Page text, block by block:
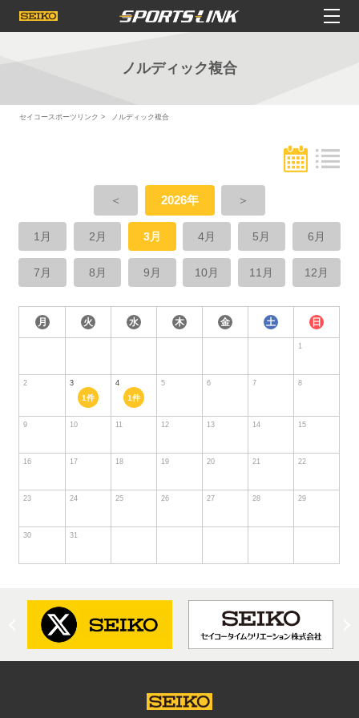
ノルディック複合
セイコースポーツリンク ノルディック複合
＜ 2026年 ＞
1月 2月 3月 4月 5月 6月
7月 8月 9月 10月 11月 12月
月 火 水 木 金 土 日
1
2 3
1件
4
1件
5 6 7 8
9 10 11 12 13 14 15
16 17 18 19 20 21 22
23 24 25 26 27 28 29
30 31